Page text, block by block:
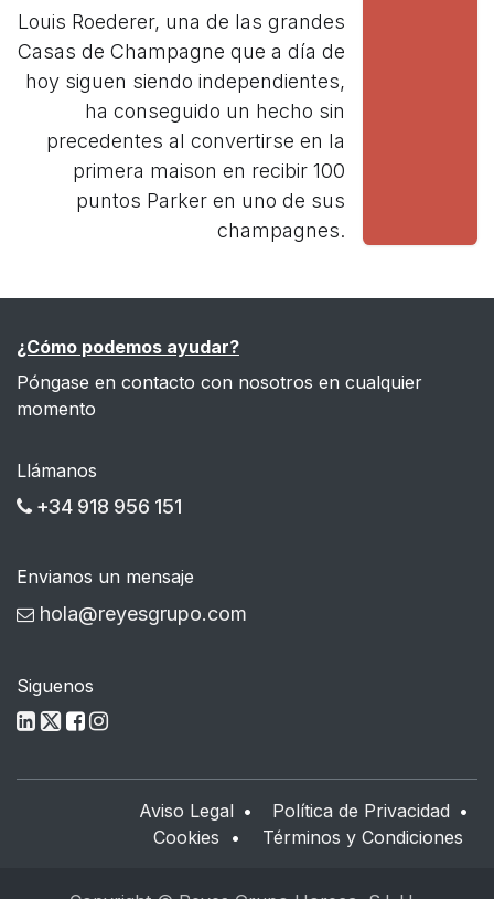
Louis Roederer, una de las grandes
Casas de Champagne que a día de
hoy siguen siendo independientes,
ha conseguido un hecho sin
precedentes al convertirse en la
primera maison en recibir 100
puntos Parker en uno de sus
champagnes.
¿Cómo podemos ayudar?
Póngase en contacto con nosotros en cualquier
momento
Llámanos
+34 918 956 151
Envianos un mensaje
hola@reyesgrupo.com
Siguenos
Aviso Legal • Política de Privacidad •
Cookies • Términos y Condiciones